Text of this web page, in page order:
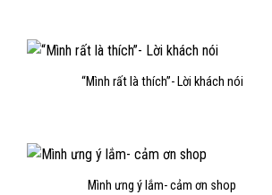
“Mình rất là thích”- Lời khách nói
Mình ưng ý lắm- cảm ơn shop